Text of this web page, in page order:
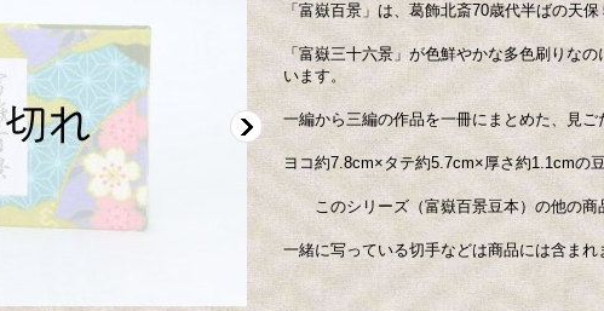
「富嶽百景」は、葛飾北斎70歳代半ばの天
「富嶽三十六景」が色鮮やかな多色刷りな
います。
一編から三編の作品を一冊にまとめた、見ご
ヨコ約7.8cm×タテ約5.7cm×厚さ約1.1cmの
このシリーズ（富嶽百景豆本）の他の商
一緒に写っている切手などは商品には含まれ